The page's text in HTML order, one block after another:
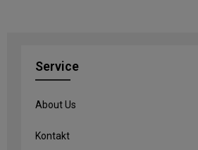
Service
About Us
Kontakt